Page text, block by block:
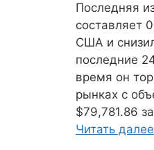
Последняя
составляет
США и
последние
время он
рынках с
$79,781.86
Читать далее